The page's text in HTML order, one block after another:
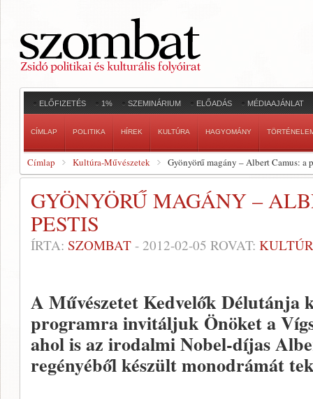
ELŐFIZETÉS 1% SZEMINÁRIUM ELŐADÁS MÉDIAAJÁNLAT
CÍMLAP POLITIKA HÍREK KULTÚRA HAGYOMÁNY
Címlap Kultúra-Művészetek Gyönyörű magány – Albert Camus: a
GYÖNYÖRŰ MAGÁNY –
PESTIS
ÍRTA: SZOMBAT - 2012-02-05 ROVAT:
A Művészetet Kedvelők Délutánja
programra invitáljuk Önöket a
ahol is az irodalmi Nobel-díjas
regényéből készült monodrámát